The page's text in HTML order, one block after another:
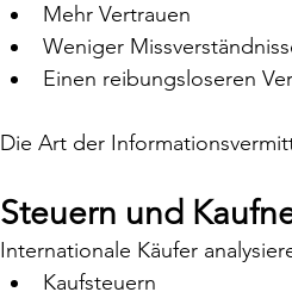
Mehr Vertrauen
Weniger
Einen reibungsloseren
Die Art der
Steuern und
Internationale Käufer
Kaufsteuern